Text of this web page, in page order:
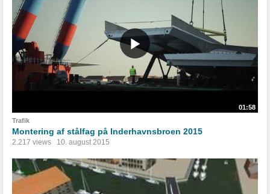
01:58
Trafik
Montering af stålfag på Inderhavnsbroen 2015
2.217 views 10. august 2015